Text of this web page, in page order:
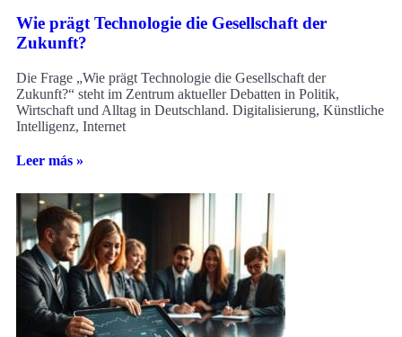
Wie prägt Technologie die Gesellschaft der
Zukunft?
Die Frage „Wie prägt Technologie die Gesellschaft der
Zukunft?“ steht im Zentrum aktueller Debatten in Politik,
Wirtschaft und Alltag in Deutschland. Digitalisierung, Künstliche
Intelligenz, Internet
Leer más »